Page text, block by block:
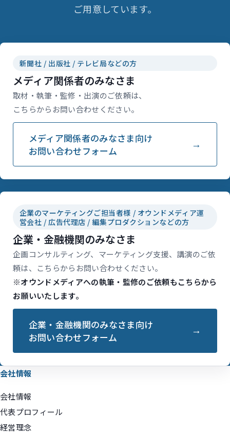
ご用意しています。
新聞社 / 出版社 / テレビ局などの方
メディア関係者のみなさま
取材・執筆・監修・出演のご依頼は、
こちらからお問い合わせください。
メディア関係者のみなさま向け
お問い合わせフォーム
企業のマーケティングご担当者様 / オウンドメディア運
営会社 / 広告代理店 / 編集プロダクションなどの方
企業・金融機関のみなさま
企画コンサルティング、マーケティング支援、講演のご依
頼は、こちらからお問い合わせください。
※オウンドメディアへの執筆・監修のご依頼もこちらから
お願いいたします。
企業・金融機関のみなさま向け
お問い合わせフォーム
会社情報
会社情報
代表プロフィール
経営理念